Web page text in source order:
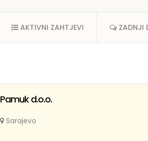
AKTIVNI ZAHTJEVI ZADNJI
Pamuk d.o.o.
Sarajevo